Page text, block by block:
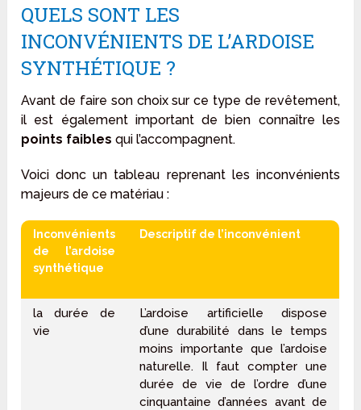
QUELS SONT LES
INCONVÉNIENTS DE L’ARDOISE
SYNTHÉTIQUE ?
Avant de faire son choix sur ce type de revêtement,
il est également important de bien connaître les
points faibles qui l’accompagnent.
Voici donc un tableau reprenant les inconvénients
majeurs de ce matériau :
Inconvénients
de l’ardoise
synthétique
Descriptif de l’inconvénient
la durée de
vie
L’ardoise artificielle dispose
d’une durabilité dans le temps
moins importante que l’ardoise
naturelle. Il faut compter une
durée de vie de l’ordre d’une
cinquantaine d’années avant de